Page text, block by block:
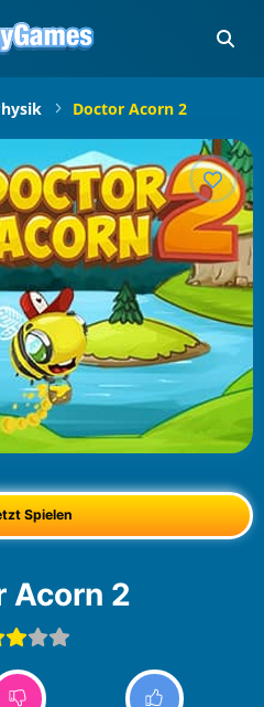
Doctor Acorn 2
Spielen
Acorn 2